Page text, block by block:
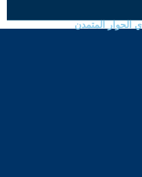
الحوار المتمدن